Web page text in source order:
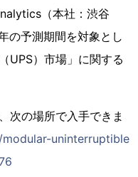
（本社：渋谷
の予測期間を対象とし
UPS）市場」に関する
次の場所で入手できま
uninterruptible